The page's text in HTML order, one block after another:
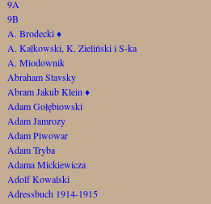
9A
9B
A. Brodecki♦
A. Kałkowski, K. Zieliński i S-ka
A. Miodownik
Abraham Stavsky
Abram Jakub Klein ♦
Adam Gołębiowski
Adam Jamrozy
Adam Piwowar
Adam Tryba
Adama Mickiewicza
Adolf Kowalski
Adressbuch 1914-1915